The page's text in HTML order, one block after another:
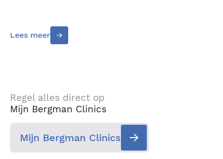
Lees meer
Regel alles direct op
Mijn Bergman Clinics
Mijn Bergman Clinics